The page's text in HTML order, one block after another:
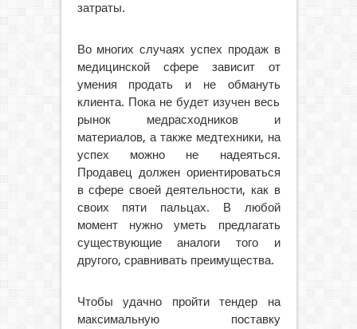
затраты.
Во многих случаях успех продаж в
медицинской сфере зависит от
умения продать и не обмануть
клиента. Пока не будет изучен весь
рынок медрасходников и
материалов, а также медтехники, на
успех можно не надеяться.
Продавец должен ориентироваться
в сфере своей деятельности, как в
своих пяти пальцах. В любой
момент нужно уметь предлагать
существующие аналоги того и
другого, сравнивать преимущества.
Чтобы удачно пройти тендер на
максимальную поставку